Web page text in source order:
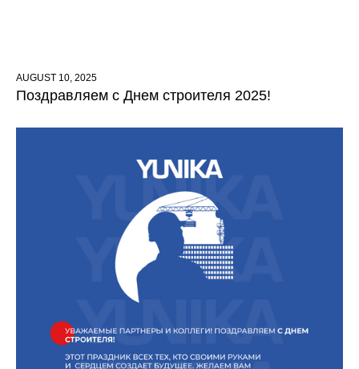
AUGUST 10, 2025
Поздравляем с Днем строителя 2025!